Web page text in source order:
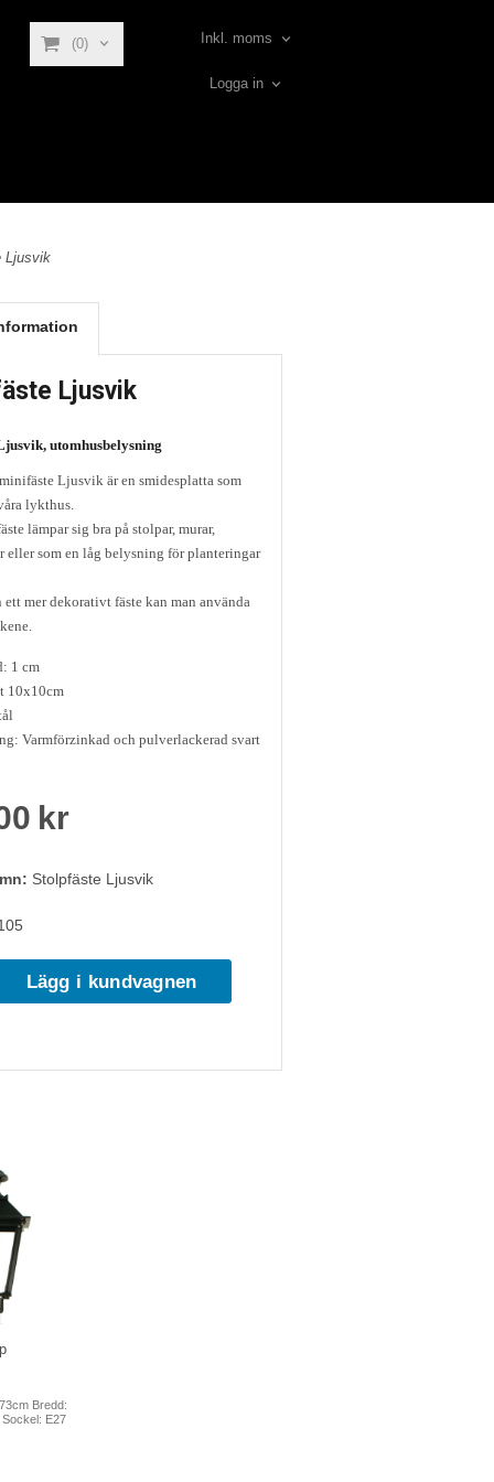
(0) Inkl. moms
Logga in
Ljusvik
Ljusvik
utomhusbelysning
Ljusvik är en smidesplatta som
lykthus.
lämpar sig bra på stolpar, murar,
eller som en låg belysning för planteringar
ett mer dekorativt fäste kan man använda
1 cm
10x10cm
Varmförzinkad och pulverlackerad svart
kr
Stolpfäste Ljusvik
Lägg i kundvagnen
Bredd:
E27